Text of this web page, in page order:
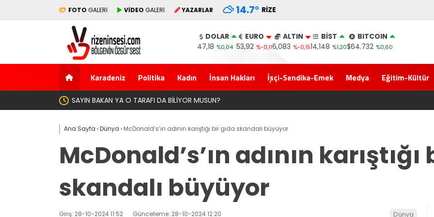
FOTO GALERİ VİDEO GALERİ YAZARLAR 14.7° RIZE
DOLAR
47,18 %0,04
EURO
53,92 %-0,11
ALTIN
6,083 %-0,15
BİST
14,148 %1,20
BITCOIN
$64.732 %0,60
Karadeniz Politika Kadın İnsan Hakları İşçi-Sendika-Emek Medya Eğitim-Kültür
Yeni Parti İktidar Yolculuğuna Erdoğan’ın Memleketi Rize’den Başladı
Ana Sayfa ›Dünya › McDonald’s’ın adının karıştığı bir gıda skandalı büyüyor
McDonald’s’ın adının karıştığı
skandalı büyüyor
Giriş: 28-10-2024 11:52 Güncelleme: 28-10-2024 12:20 Dünya